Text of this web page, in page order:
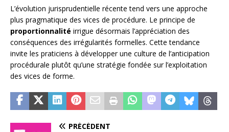
L’évolution jurisprudentielle récente tend vers une approche
plus pragmatique des vices de procédure. Le principe de
proportionnalité irrigue désormais l’appréciation des
conséquences des irrégularités formelles. Cette tendance
invite les praticiens à développer une culture de l’anticipation
procédurale plutôt qu’une stratégie fondée sur l’exploitation
des vices de forme.
PRÉCÉDENT